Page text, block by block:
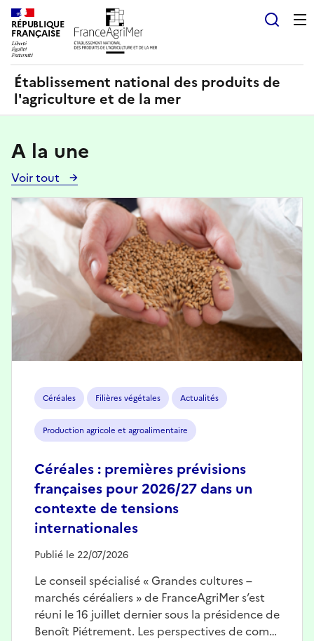
RÉPUBLIQUE
FRANÇAISE
Établissement national des produits de
l'agriculture et de la mer
A la une
Voir tout
Voir
toutes
les
actualités
Céréales Filières végétales Actualités
Production agricole et agroalimentaire
Céréales : premières prévisions
françaises pour 2026/27 dans un
contexte de tensions
internationales
Publié le 22/07/2026
Le conseil spécialisé « Grandes cultures –
marchés céréaliers » de FranceAgriMer s’est
réuni le 16 juillet dernier sous la présidence de
Benoît Piétrement. Les perspectives de com…
Image
Panneau de gestion des cookies